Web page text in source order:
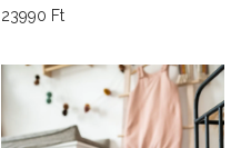
23990 Ft